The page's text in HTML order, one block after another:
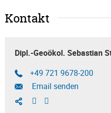
Kontakt
Dipl.-Geoökol. Sebastian
+49 721 9678-200
Email senden